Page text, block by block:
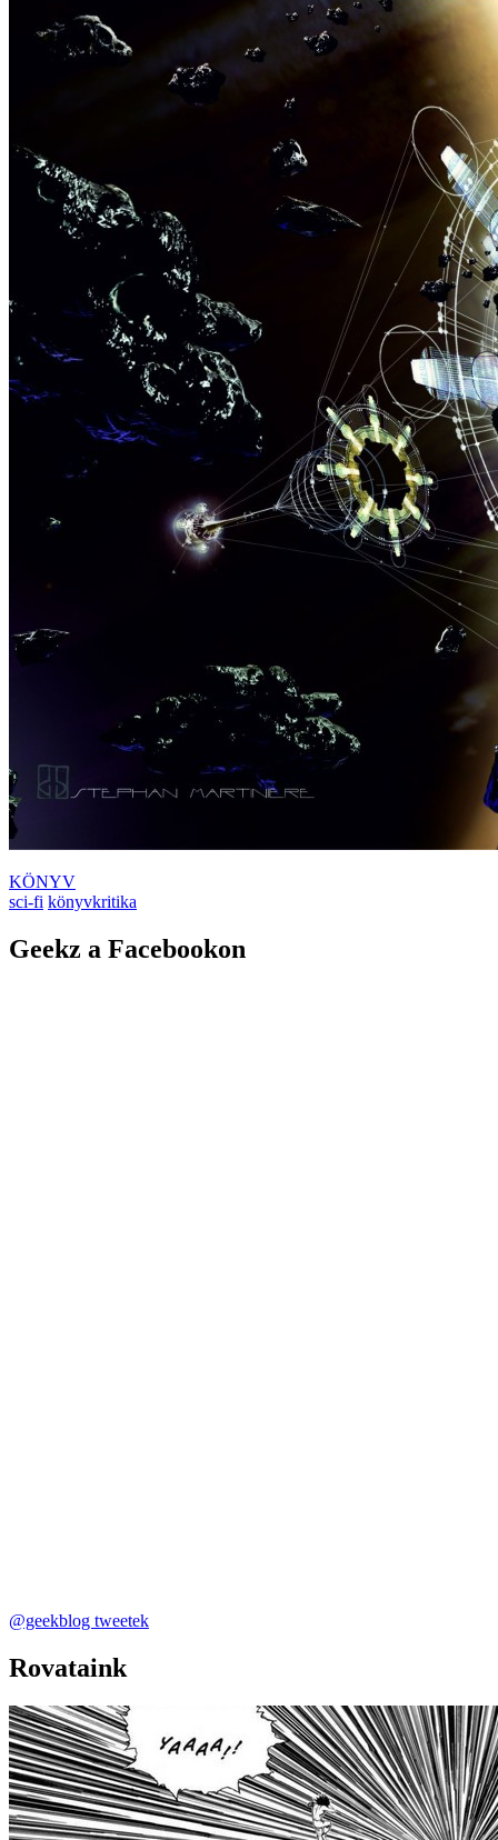
KÖNYV
sci-fi könyvkritika
Geekz a Facebookon
@geekblog tweetek
Rovataink